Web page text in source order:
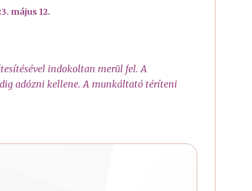
május 12.
indokoltan merül fel. A
adózni kellene. A munkáltató téríteni